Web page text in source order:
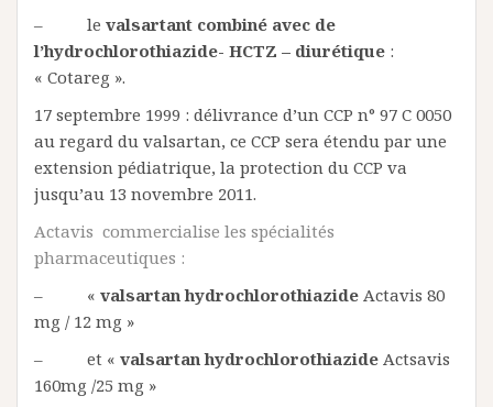
– le valsartant combiné avec de
l’hydrochlorothiazide- HCTZ – diurétique :
« Cotareg ».
17 septembre 1999 : délivrance d’un CCP n° 97 C 0050
au regard du valsartan, ce CCP sera étendu par une
extension pédiatrique, la protection du CCP va
jusqu’au 13 novembre 2011.
Actavis commercialise les spécialités
pharmaceutiques :
– « valsartan hydrochlorothiazide Actavis 80
mg / 12 mg »
– et « valsartan hydrochlorothiazide Actsavis
160mg /25 mg »